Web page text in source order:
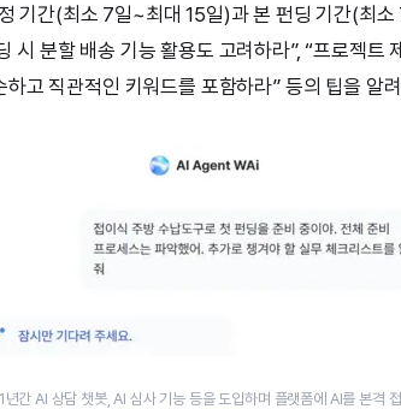
기간(최소 7일~최대 15일)과 본 펀딩 기간(최
분할 배송 기능 활용도 고려하라”, “프로젝트 제
하고 직관적인 키워드를 포함하라” 등의 팁을 알
간 AI 상담 챗봇, AI 심사 기능 등을 도입하며 플랫폼에 AI를 본격